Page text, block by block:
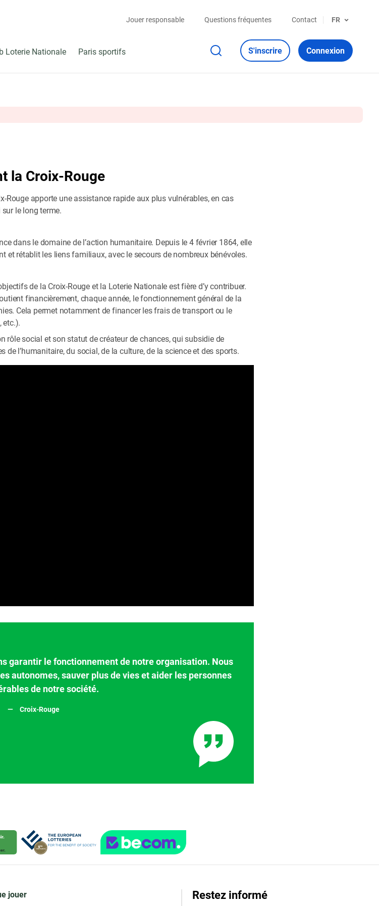
Jouer responsable Questions fréquentes Contact FR
Loterie Nationale Paris sportifs S'inscrire Connexion
la Croix-Rouge
Rouge apporte une assistance rapide aux plus vulnérables, en cas
le long terme.
dans le domaine de l’action humanitaire. Depuis le 4 février 1864, elle
et rétablit les liens familiaux, avec le secours de nombreux bénévoles.
de la Croix-Rouge et la Loterie Nationale est fière d’y contribuer.
financièrement, chaque année, le fonctionnement général de la
Cela permet notamment de financer les frais de transport ou le
etc.).
rôle social et son statut de créateur de chances, qui subsidie de
l’humanitaire, du social, de la culture, de la science et des sports.
garantir le fonctionnement de notre organisation. Nous
autonomes, sauver plus de vies et aider les personnes
de notre société.
Croix-Rouge
jouer Restez informé